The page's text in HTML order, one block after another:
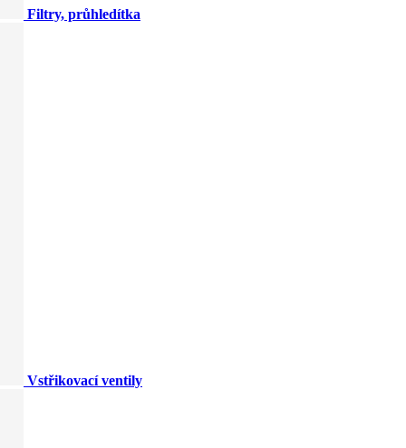
Filtry, průhledítka
Vstřikovací ventily